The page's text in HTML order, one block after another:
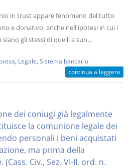
in trust appare fenomeno del tutto
e donativo, anche nell'ipotesi in cui i
gli stessi di quelli a suo...
Legale Sistema bancario
continua a leggere
dei coniugi già legalmente
la comunione legale dei
personali i beni acquistati
ma prima della
Civ., Sez. VI-II, ord. n.